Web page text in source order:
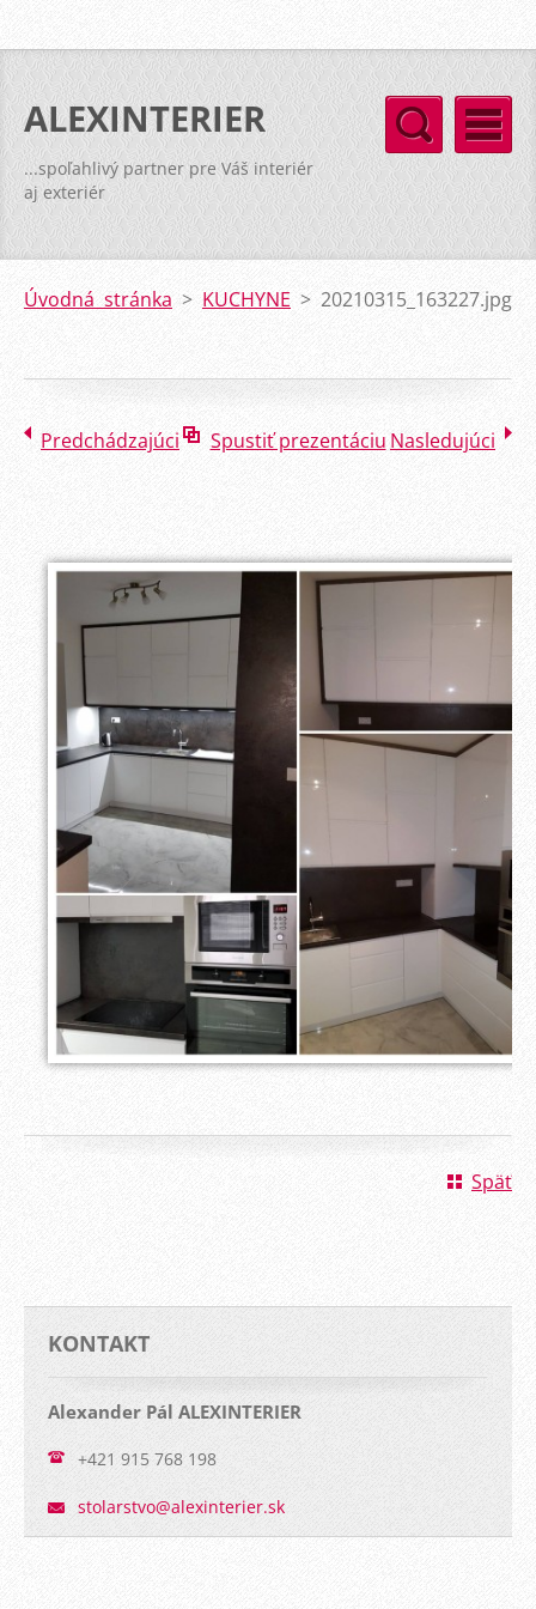
ALEXINTERIER
...spoľahlivý partner pre Váš interiér
aj exteriér
Úvodná stránka > KUCHYNE > 20210315_163227.jpg
Predchádzajúci Spustiť prezentáciu Nasledujúci
Späť
KONTAKT
Alexander Pál ALEXINTERIER
+421 915 768 198
stolarstvo@alexinterier.sk